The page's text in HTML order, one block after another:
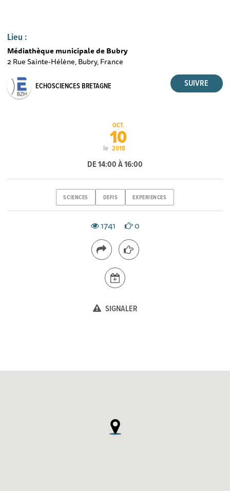
Lieu :
Médiathèque municipale de Bubry
2 Rue Sainte-Hélène, Bubry, France
ECHOSCIENCES BRETAGNE
le
OCT.
10
2018
DE 14:00 À 16:00
SCIENCES DEFIS EXPERIENCES
1741 0
SIGNALER